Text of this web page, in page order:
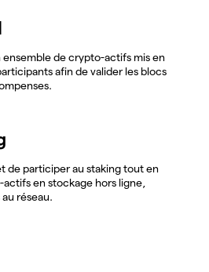
ensemble de crypto-actifs mis en
afin de valider les blocs
de participer au staking tout en
en stockage hors ligne,
réseau.